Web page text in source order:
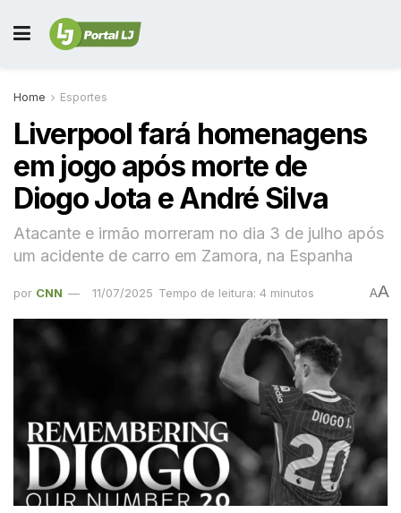
Home Esportes
Liverpool fará homenagens
em jogo após morte de
Diogo Jota e André Silva
Atacante e irmão morreram no dia 3 de julho após
um acidente de carro em Zamora, na Espanha
por CNN 11/07/2025 Tempo de leitura: 4 minutos AA